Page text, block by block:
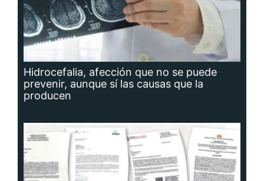
Hidrocefalia, afección que no se puede
prevenir, aunque sí las causas que la
producen